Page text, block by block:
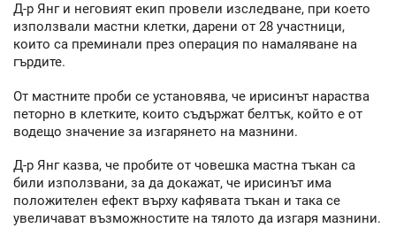
Д-р Янг и неговият екип провели изследване, при което
използвали мастни клетки, дарени от 28 участници,
които са преминали през операция по намаляване на
гърдите.
От мастните проби се установява, че ирисинът нараства
петорно в клетките, които съдържат белтък, който е от
водещо значение за изгарянето на мазнини.
Д-р Янг казва, че пробите от човешка мастна тъкан са
били използвани, за да докажат, че ирисинът има
положителен ефект върху кафявата тъкан и така се
увеличават възможностите на тялото да изгаря мазнини.